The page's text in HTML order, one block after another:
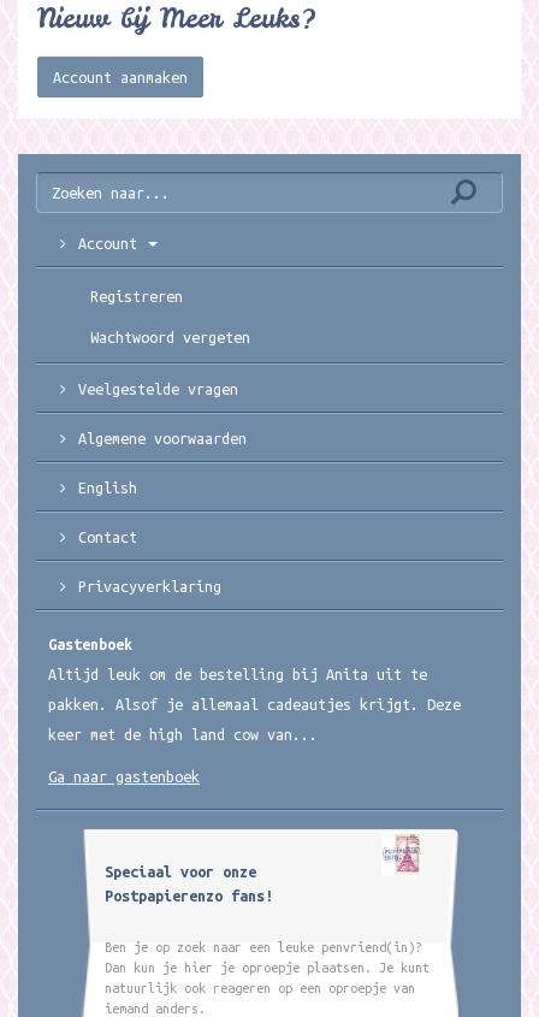
Nieuw bij Meer Leuks?
Account aanmaken
Account
Registreren
Wachtwoord vergeten
Veelgestelde vragen
Algemene voorwaarden
English
Contact
Privacyverklaring
Gastenboek
Altijd leuk om de bestelling bij Anita uit te
pakken. Alsof je allemaal cadeautjes krijgt. Deze
keer met de high land cow van...
Ga naar gastenboek
Speciaal voor onze
Postpapierenzo fans!
Ben je op zoek naar een leuke penvriend(in)?
Dan kun je hier je oproepje plaatsen. Je kunt
natuurlijk ook reageren op een oproepje van
iemand anders.